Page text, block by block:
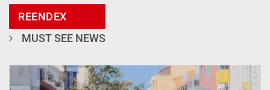
REENDEX
MUST SEE NEWS